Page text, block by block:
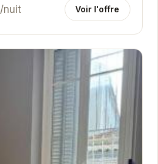
/nuit Voir l'offre